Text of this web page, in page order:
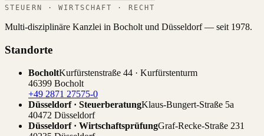
STEUERN · WIRTSCHAFT · RECHT
Multi-disziplinäre Kanzlei in Bocholt und Düsseldorf — seit 1978.
Standorte
BocholtKurfürstenstraße 44 · Kurfürstenturm
46399 Bocholt
+49 2871 27575-0
Düsseldorf · SteuerberatungKlaus-Bungert-Straße 5a
40472 Düsseldorf
Düsseldorf · WirtschaftsprüfungGraf-Recke-Straße 231